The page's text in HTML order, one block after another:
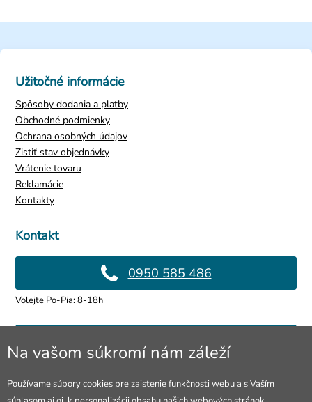
Kontakt
0950 585 486
Volejte Po-Pia: 8-18h
info@4lol.cz
Užitočné informácie
Spôsoby dodania a platby
Obchodné podmienky
Ochrana osobných údajov
Zistiť stav objednávky
Vrátenie tovaru
Reklamácie
Kontakty
Na vašom súkromí nám záleží
Používame súbory cookies pre zaistenie funkčnosti webu a s Vaším